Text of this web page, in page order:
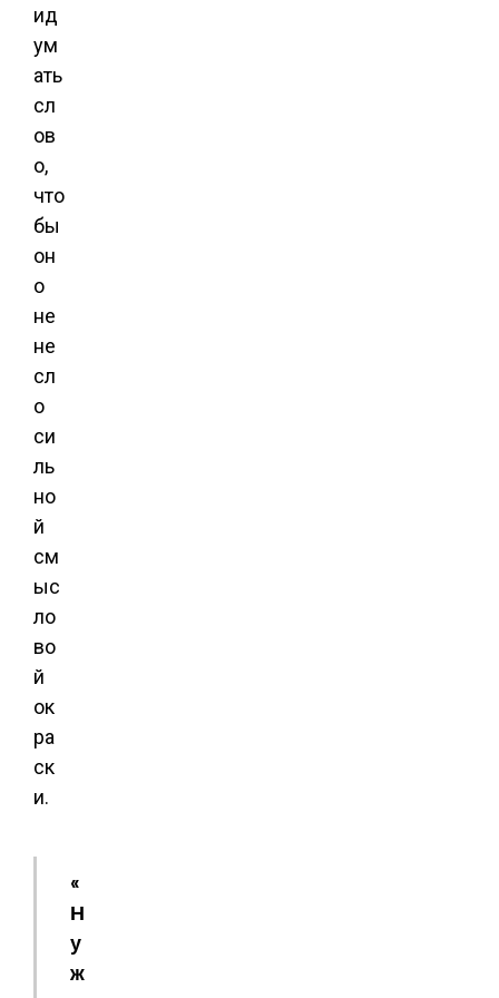
ид
ум
ать
сл
ов
о,
что
бы
он
о
не
не
сл
о
си
ль
но
й
см
ыс
ло
во
й
ок
ра
ск
и.
«
Н
у
ж